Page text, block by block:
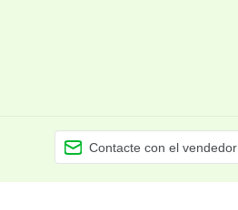
Contacte con el vendedor